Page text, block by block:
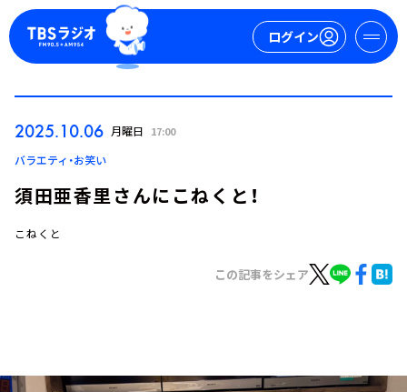
ログイン
ログイン
トピックス
2025.10.06 月曜日 17:00
バラエティ・お笑い
須田亜香里さんにこねくと！
こねくと
この記事をシェア